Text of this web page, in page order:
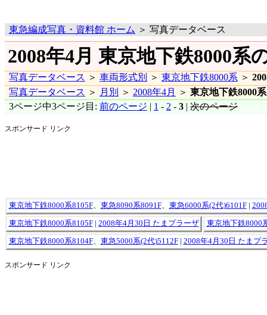
東急編成写真・資料館 ホーム ＞ 写真データベース
2008年4月 東京地下鉄8000系
写真データベース ＞ 車両形式別 ＞ 東京地下鉄8000系 ＞
写真データベース ＞ 月別 ＞ 2008年4月 ＞ 東京地下鉄8000系
3ページ中3ページ目: 前のページ | 1 - 2 - 3 | 次のページ
スポンサード リンク
東京地下鉄8000系8105F、 東急8090系8091F、 東急6000系(2代)6101F|
東京地下鉄8000系8105F| 2008年4月30日 たまプラーザ 東京地下鉄8000
東京地下鉄8000系8104F、 東急5000系(2代)5112F| 2008年4月30日 たまプ
スポンサード リンク